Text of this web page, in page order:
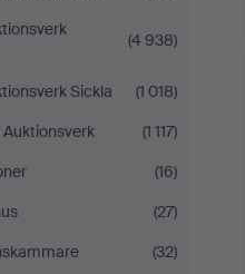
(4 938)
Sickla
(1 018)
(1 117)
(16)
(27)
(32)